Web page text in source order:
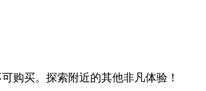
购买。探索附近的其他非凡体验！